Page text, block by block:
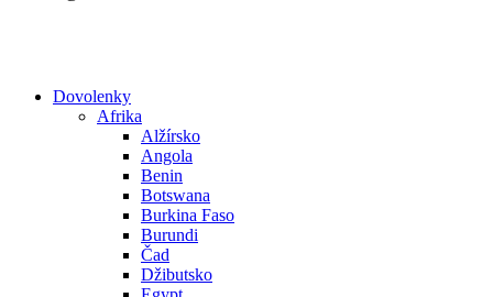
Dovolenky
Afrika
Alžírsko
Angola
Benin
Botswana
Burkina Faso
Burundi
Čad
Džibutsko